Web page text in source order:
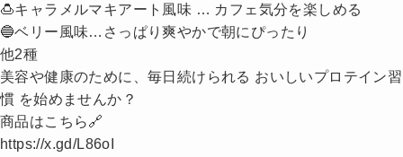
🍮キャラメルマキアート風味 … カフェ気分を楽しめる
🔵ベリー風味…さっぱり爽やかで朝にぴったり
他2種
美容や健康のために、毎日続けられる おいしいプロテイン習
慣 を始めませんか？
商品はこちら🔗
https://x.gd/L86oI